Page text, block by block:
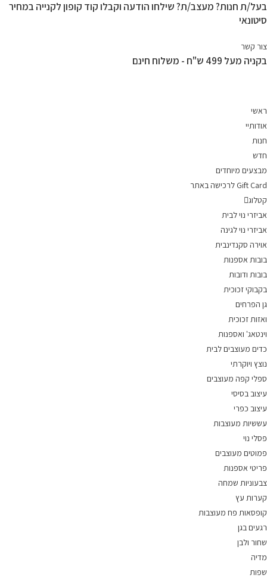
Skip
to
בעל/ת חנות? מעצב/ת? שילחו הודעה וקבלו קוד קופון לקנייה במחיר
סיטונאי
צור קשר
בקניה מעל 499 ש"ח - משלוח חינם
ראשי
אודותיי
חנות
חדש
מבצעים מיוחדים
Gift Card לרכישה באתר
קטלוג
אביזרי נוי לבית
אביזרי נוי לגינה
אוירה סקנדינבית
בובות אספנות
בובות ודובות
בקבוקי זכוכית
גן הפרחים
ואזות זכוכית
וינטאג' ואספנות
כדים מעוצבים לבית
נוצץ ויוקרתי
ספלי קפה מעוצבים
עיצוב בסיסי
עיצוב כפרי
עששיות מעוצבות
פסלי נוי
פמוטים מעוצבים
פריטי אספנות
צבעוניות שמחה
קערות עץ
קופסאות פח מעוצבות
רגעים בגן
שחור ולבן
מדיה
שפות